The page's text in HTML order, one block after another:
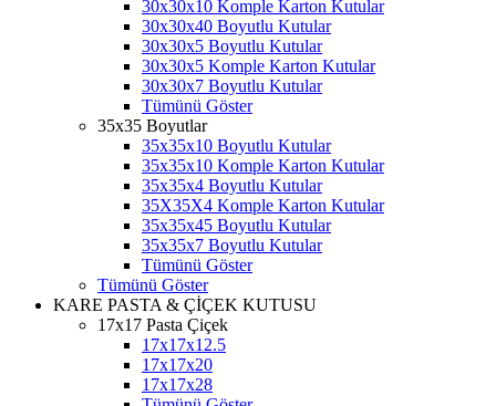
30x30x10 Komple Karton Kutular
30x30x40 Boyutlu Kutular
30x30x5 Boyutlu Kutular
30x30x5 Komple Karton Kutular
30x30x7 Boyutlu Kutular
Tümünü Göster
35x35 Boyutlar
35x35x10 Boyutlu Kutular
35x35x10 Komple Karton Kutular
35x35x4 Boyutlu Kutular
35X35X4 Komple Karton Kutular
35x35x45 Boyutlu Kutular
35x35x7 Boyutlu Kutular
Tümünü Göster
Tümünü Göster
KARE PASTA & ÇİÇEK KUTUSU
17x17 Pasta Çiçek
17x17x12.5
17x17x20
17x17x28